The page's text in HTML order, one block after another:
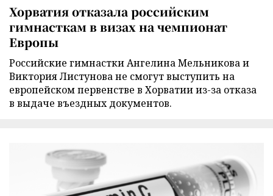
Хорватия отказала российским
гимнасткам в визах на чемпионат
Европы
Российские гимнастки Ангелина Мельникова и
Виктория Листунова не смогут выступить на
европейском первенстве в Хорватии из-за отказа
в выдаче въездных документов.